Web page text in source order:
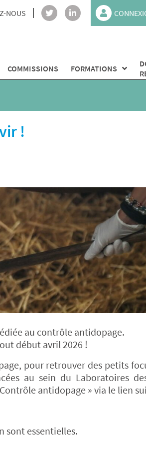
NOUS
COMMISSIONS FORMATIONS
!
au contrôle antidopage.
début avril 2026 !
pour retrouver des petits
au sein du Laboratoires
antidopage » via le lien
sont essentielles.